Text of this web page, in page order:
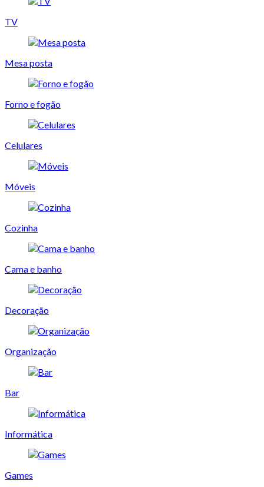
TV
Mesa posta
Forno e fogão
Celulares
Móveis
Cozinha
Cama e banho
Decoração
Organização
Bar
Informática
Games